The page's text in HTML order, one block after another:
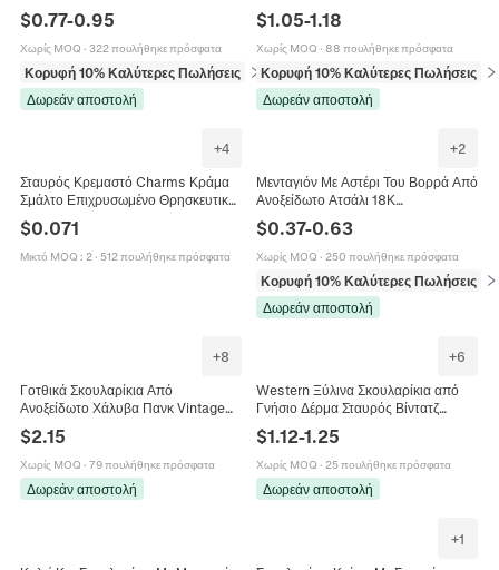
Κοσμήματα Για Γυναίκες
$0.77-0.95
Χωρίς MOQ · 322 πουλήθηκε πρόσφατα
Κορυφή 10% Καλύτερες Πωλήσεις
σε Σκουλαρίκια
Δωρεάν αποστολή
Κοσμήματα Unisex
$1.05-1.18
Χωρίς MOQ · 88 πουλήθηκε πρόσφατα
Κορυφή 10% Καλύτερες Πωλήσεις
Δωρεάν αποστολή
+4
Σταυρός Κρεμαστό Charms Κράμα
Σμάλτο Επιχρυσωμένο Θρησκευτικό
DIY Κατασκευή Κοσμημάτων Κολιέ
Σκουλαρίκια
$0.071
Μικτό MOQ : 2· 512 πουλήθηκε πρόσφατα
+2
Μενταγιόν Με Αστέρι Του Βορρά Από
Ανοξείδωτο Ατσάλι 18Κ
Επιχρυσωμένο DIY Κοσμήματα
Charms Για Κολιέ Σκουλαρίκια
Βραχιόλια
$0.37-0.63
Χωρίς MOQ · 250 πουλήθηκε πρόσφατα
Κορυφή 10% Καλύτερες Πωλήσεις
Δωρεάν αποστολή
+8
Γοτθικά Σκουλαρίκια Από
Ανοξείδωτο Χάλυβα Πανκ Vintage
Τίγρη Φίδι Δράκος Σταυρός Σχέδιο
Πιρσίνγκ Κοσμήματα
$2.15
Χωρίς MOQ · 79 πουλήθηκε πρόσφατα
Δωρεάν αποστολή
+6
Western Ξύλινα Σκουλαρίκια από
Γνήσιο Δέρμα Σταυρός Βίντατζ
Λεοπάρ Μοτίβο Αγελάδας Μποέμ
Κοσμήματα για Γυναίκες Δώρο
Πάσχα
$1.12-1.25
Χωρίς MOQ · 25 πουλήθηκε πρόσφατα
Δωρεάν αποστολή
+1